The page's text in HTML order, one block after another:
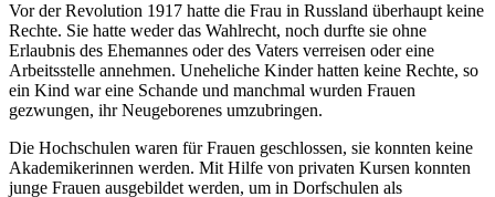
Vor der Revolution 1917 hatte die Frau in Russland überhaupt keine
Rechte. Sie hatte weder das Wahlrecht, noch durfte sie ohne
Erlaubnis des Ehemannes oder des Vaters verreisen oder eine
Arbeitsstelle annehmen. Uneheliche Kinder hatten keine Rechte, so
ein Kind war eine Schande und manchmal wurden Frauen
gezwungen, ihr Neugeborenes umzubringen.
Die Hochschulen waren für Frauen geschlossen, sie konnten keine
Akademikerinnen werden. Mit Hilfe von privaten Kursen konnten
junge Frauen ausgebildet werden, um in Dorfschulen als